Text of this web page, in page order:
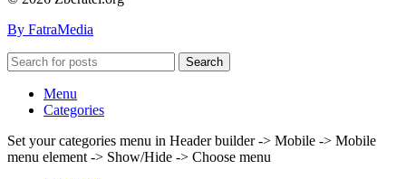
By FatraMedia
Search
Menu
Categories
Set your categories menu in Header builder -> Mobile -> Mobile
menu element -> Show/Hide -> Choose menu